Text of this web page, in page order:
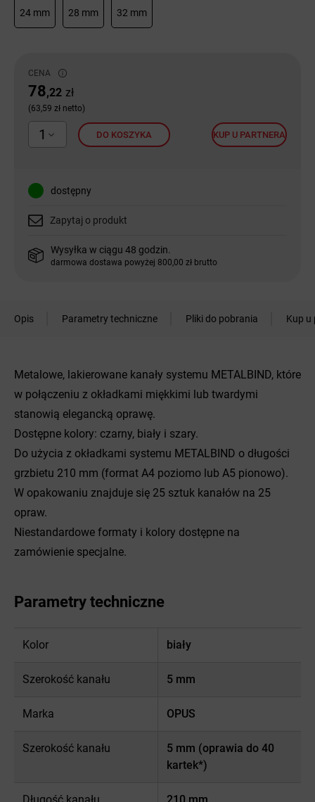
24 mm 28 mm 32 mm
CENA
78,22 zł
(63,59 zł netto)
1 DO KOSZYKA KUP U PARTNERA
dostępny
Zapytaj o produkt
Wysyłka w ciągu 48 godzin.
darmowa dostawa powyżej 800,00 zł brutto
Opis Parametry techniczne Pliki do pobrania Kup u
Metalowe, lakierowane kanały systemu METALBIND, które
w połączeniu z okładkami miękkimi lub twardymi
stanowią elegancką oprawę.
Dostępne kolory: czarny, biały i szary.
Do użycia z okładkami systemu METALBIND o długości
grzbietu 210 mm (format A4 poziomo lub A5 pionowo).
W opakowaniu znajduje się 25 sztuk kanałów na 25
opraw.
Niestandardowe formaty i kolory dostępne na
zamówienie specjalne.
Parametry techniczne
Kolor biały
Szerokość kanału 5 mm
Marka OPUS
Szerokość kanału
5 mm (oprawia do 40
kartek*)